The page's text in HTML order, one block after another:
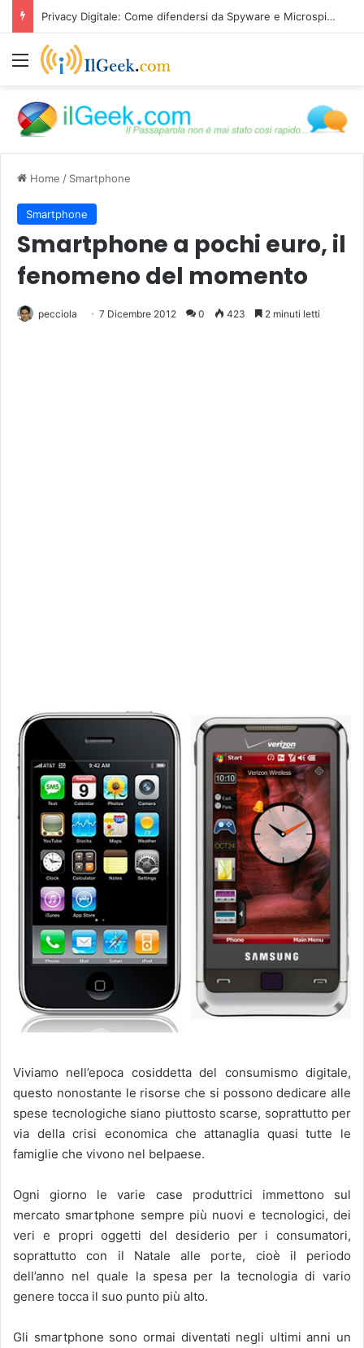
Privacy Digitale: Come difendersi da Spyware e Microspie di Nuova Generazione
Menu
Home / Smartphone
Smartphone
Smartphone a pochi euro, il
fenomeno del momento
pecciola 7 Dicembre 2012 0 423 2 minuti letti
Viviamo nell’epoca cosiddetta del consumismo digitale,
questo nonostante le risorse che si possono dedicare alle
spese tecnologiche siano piuttosto scarse, soprattutto per
via della crisi economica che attanaglia quasi tutte le
famiglie che vivono nel belpaese.
Ogni giorno le varie case produttrici immettono sul
mercato smartphone sempre più nuovi e tecnologici, dei
veri e propri oggetti del desiderio per i consumatori,
soprattutto con il Natale alle porte, cioè il periodo
dell’anno nel quale la spesa per la tecnologia di vario
genere tocca il suo punto più alto.
Gli smartphone sono ormai diventati negli ultimi anni un